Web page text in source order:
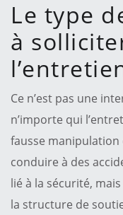
Le type
à
Ce n’est pas une
n’importe qui
fausse
conduire à des
lié à la sécurité,
la structure de